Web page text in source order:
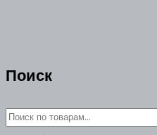
Поиск